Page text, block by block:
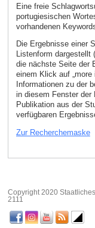
Eine freie
portugiesischen
vorhandenen
Die Ergebnisse einer
Listenform dargestellt
die nächste Seite der
einem Klick auf
Informationen zu der
in diesem Fenster der
Publikation aus der
verfügbaren
Zur Recherchemaske
Copyright 2020
2111